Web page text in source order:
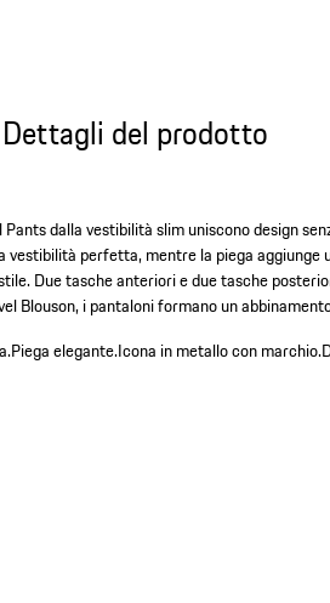
Dettagli del prodotto
dalla vestibilità slim uniscono design
perfetta, mentre la piega aggiunge
Due tasche anteriori e due tasche
Blouson, i pantaloni formano un
Piega elegante.Icona in metallo con marchio.